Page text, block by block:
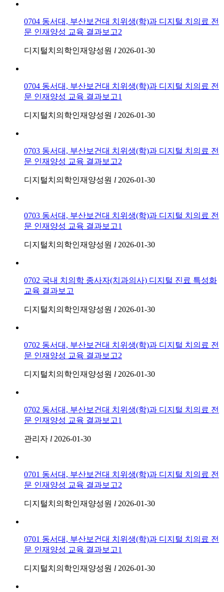
0704 동서대, 부산보건대 치위생(학)과 디지털 치의료 전
문 인재양성 교육 결과보고2
디지털치의학인재양성원 l 2026-01-30
0704 동서대, 부산보건대 치위생(학)과 디지털 치의료 전
문 인재양성 교육 결과보고1
디지털치의학인재양성원 l 2026-01-30
0703 동서대, 부산보건대 치위생(학)과 디지털 치의료 전
문 인재양성 교육 결과보고2
디지털치의학인재양성원 l 2026-01-30
0703 동서대, 부산보건대 치위생(학)과 디지털 치의료 전
문 인재양성 교육 결과보고1
디지털치의학인재양성원 l 2026-01-30
0702 국내 치의학 종사자(치과의사) 디지털 진료 특성화
교육 결과보고
디지털치의학인재양성원 l 2026-01-30
0702 동서대, 부산보건대 치위생(학)과 디지털 치의료 전
문 인재양성 교육 결과보고2
디지털치의학인재양성원 l 2026-01-30
0702 동서대, 부산보건대 치위생(학)과 디지털 치의료 전
문 인재양성 교육 결과보고1
관리자 l 2026-01-30
0701 동서대, 부산보건대 치위생(학)과 디지털 치의료 전
문 인재양성 교육 결과보고2
디지털치의학인재양성원 l 2026-01-30
0701 동서대, 부산보건대 치위생(학)과 디지털 치의료 전
문 인재양성 교육 결과보고1
디지털치의학인재양성원 l 2026-01-30